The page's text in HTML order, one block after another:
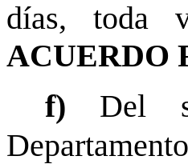
días, toda
ACUERDO
f)
Del